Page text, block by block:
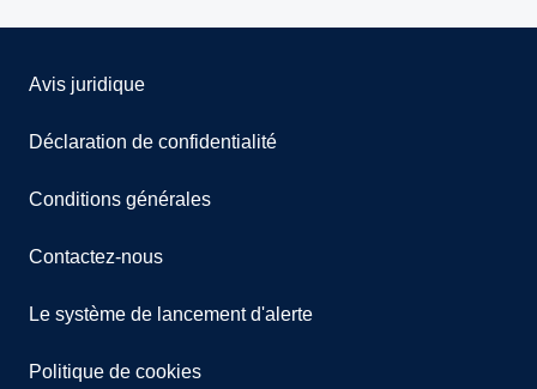
Avis juridique
Déclaration de confidentialité
Conditions générales
Contactez-nous
Le système de lancement d'alerte
Politique de cookies